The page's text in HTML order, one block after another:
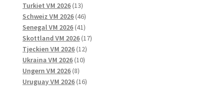
produkter
Turkiet VM 2026 1313
produkter
Schweiz VM 2026 4646
produkter
Senegal VM 2026 4141
produkter
Skottland VM 2026 1717
Tjeckien VM 2026 1212
Ukraina VM 2026 1010
Ungern VM 2026 88
produkter
Uruguay VM 2026 1616